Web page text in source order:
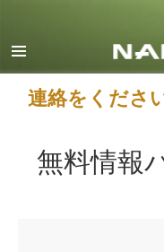
連絡をくださ
無料情報